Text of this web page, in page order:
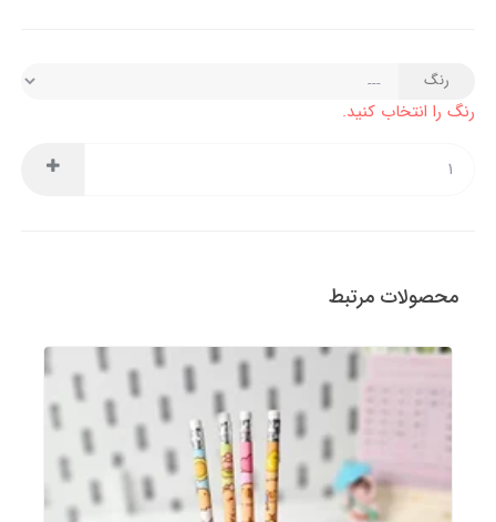
رنگ
رنگ را انتخاب کنید.
محصولات مرتبط